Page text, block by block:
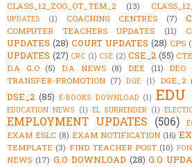
CLASS_12_ZOO_OT_TEM_2
(13)
UPDATES
(1) COACHING CENTRES (7)
COMPUTER TEACHERS UPDATES (11)
UPDATES (28) COURT UPDATES (28) CPS
UPDATES (27) CRC (1) CSE (2) CSE_2 (55)
D.A G.O (5) D.A NEWS (8) DEE (11) DEO
TRANSFER-PROMOTION (7) DGE (1) DGE_2
DSE_2 (85) E-BOOKS DOWNLOAD (1) EDU
EDUCATION NEWS (1) EL SURRENDER (1)
EMPLOYMENT UPDATES (506)
EXAM ESLC (8) EXAM NOTIFICATION (16)
TEMPLATE (3) FIND TEACHER POST (10)
NEWS (17) G.O DOWNLOAD (28) G.O